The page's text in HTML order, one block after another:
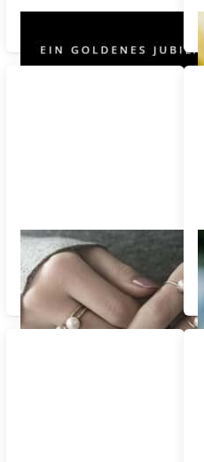
Trollbeads Ringe